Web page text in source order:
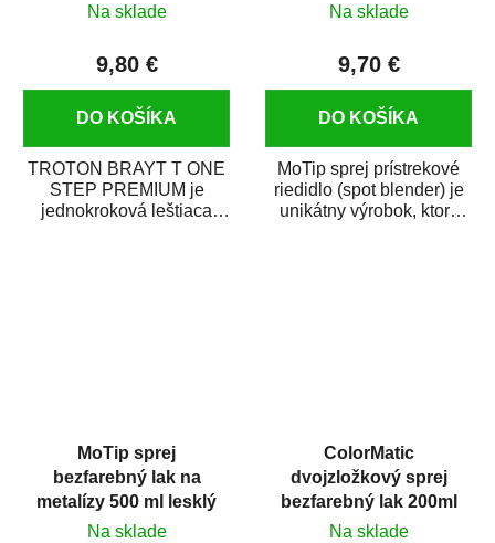
Na sklade
9,80 €
DO KOŠÍKA
TROTON BRAYT T ONE
STEP PREMIUM je
jednokroková leštiaca
Na sklade
9,70 €
DO KOŠÍKA
MoTip sprej prístrekové
riedidlo (spot blender) je
unikátny výrobok, ktorý
MoTip sprej
bezfarebný lak na
metalízy 500 ml lesklý
Na sklade
ColorMatic
dvojzložkový sprej
bezfarebný lak 200ml
Na sklade